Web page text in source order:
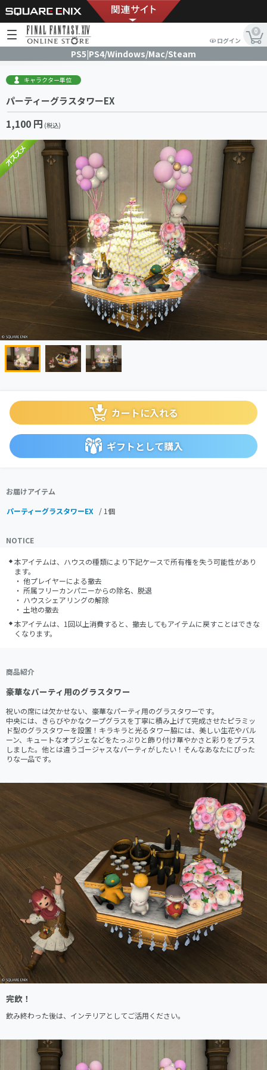
ログイン
0
PS5|PS4/Windows/Mac/Steam
キャラクター単位
パーティーグラスタワーEX
1,100 円 (税込)
カートに入れる
ギフトとして購入
お届けアイテム
パーティーグラスタワーEX
/ 1個
NOTICE
本アイテムは、ハウスの種類により下記ケースで所有権を失う可能性があり
ます。
・ 他プレイヤーによる撤去
・ 所属フリーカンパニーからの除名、脱退
・ ハウスシェアリングの解除
・ 土地の撤去
本アイテムは、1回以上消費すると、撤去してもアイテムに戻すことはできな
くなります。
商品紹介
豪華なパーティ用のグラスタワー
祝いの席には欠かせない、豪華なパーティ用のグラスタワーです。
中央には、きらびやかなクープグラスを丁寧に積み上げて完成させたピラミッ
ド型のグラスタワーを設置！キラキラと光るタワー脇には、美しい生花やバル
ーン、キュートなオブジェなどをたっぷりと飾り付け華やかさと彩りをプラス
しました。他とは違うゴージャスなパーティがしたい！そんなあなたにぴった
りな一品です。
完飲！
飲み終わった後は、インテリアとしてご活用ください。